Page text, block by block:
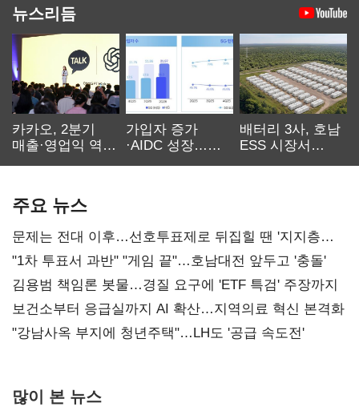
뉴스리듬
카카오, 2분기
매출·영업익 역대
가입자 증가
·AIDC 성장…
배터리 3사, 호남
ESS 시장서
주요 뉴스
문제는 전대 이후…선호투표제로 뒤집힐 땐 '지지층
불복'
"1차 투표서 과반" "게임 끝"…호남대전 앞두고 '충돌'
김용범 책임론 봇물…경질 요구에 'ETF 특검' 주장까지
보건소부터 응급실까지 AI 확산…지역의료 혁신 본격화
"강남사옥 부지에 청년주택"…LH도 '공급 속도전'
많이 본 뉴스